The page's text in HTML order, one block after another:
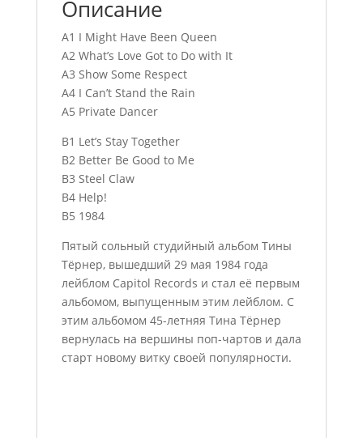
Описание
A1 I Might Have Been Queen
A2 What’s Love Got to Do with It
A3 Show Some Respect
A4 I Can’t Stand the Rain
A5 Private Dancer
B1 Let’s Stay Together
B2 Better Be Good to Me
B3 Steel Claw
B4 Help!
B5 1984
Пятый сольный студийный альбом Тины
Тёрнер, вышедший 29 мая 1984 года
лейблом Capitol Records и стал её первым
альбомом, выпущенным этим лейблом. С
этим альбомом 45-летняя Тина Тёрнер
вернулась на вершины поп-чартов и дала
старт новому витку своей популярности.